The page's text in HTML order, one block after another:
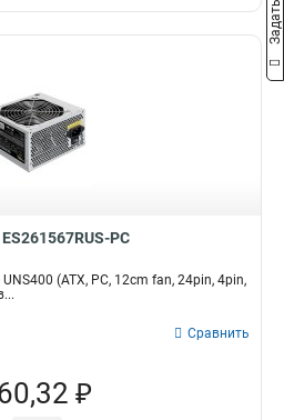
PC
(ATX, PC, 12cm fan, 24pin, 4pin,
Сравнить
₽